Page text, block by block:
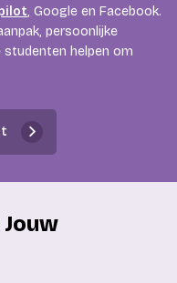
, Google en Facebook.
persoonlijke
studenten helpen om